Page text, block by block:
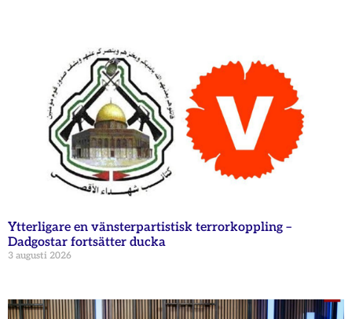
Ytterligare en vänsterpartistisk terrorkoppling –
Dadgostar fortsätter ducka
3 augusti 2026